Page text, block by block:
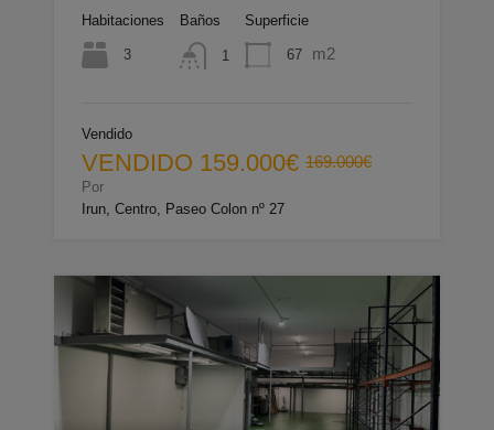
Habitaciones
3
Baños
1
Superficie
67 m2
Vendido
VENDIDO 159.000€ 169.000€
Por
Irun, Centro, Paseo Colon nº 27